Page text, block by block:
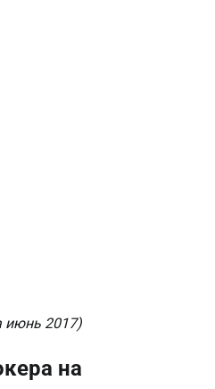
июнь 2017)
на